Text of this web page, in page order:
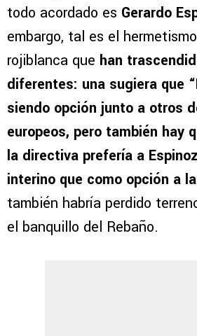
todo acordado es Gerardo
embargo, tal es el
rojiblanca que han
diferentes: una sugiera que
siendo opción junto a otros
europeos, pero también hay
la directiva prefería a
interino que como opción a
también habría perdido
el banquillo del Rebaño.